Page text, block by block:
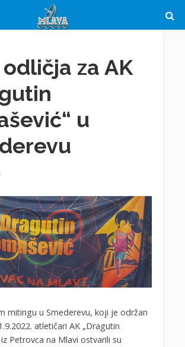
za AK
u
mitingu u Smederevu, koji je održan
atletičari AK „Dragutin
Petrovca na Mlavi ostvarili su